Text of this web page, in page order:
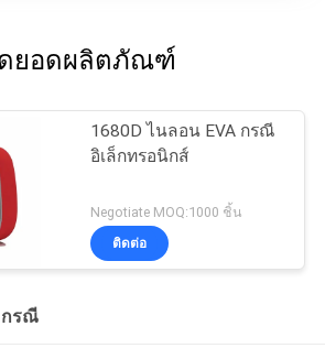
ยอดผลิตภัณฑ์
1680D ไนลอน EVA กรณี
อิเล็กทรอนิกส์
Negotiate MOQ:1000 ชิ้น
ติดต่อ
กรณี